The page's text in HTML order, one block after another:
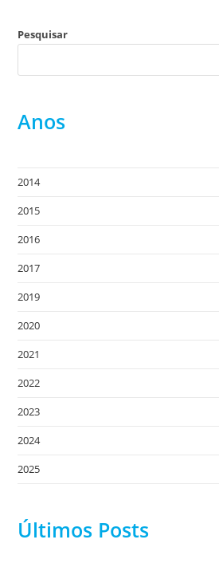
Pesquisar
Anos
2014
2015
2016
2017
2019
2020
2021
2022
2023
2024
2025
Últimos Posts